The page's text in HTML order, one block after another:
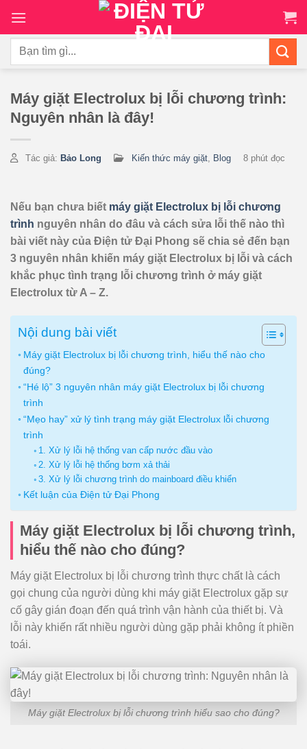
đến
nộiTìm
Máy giặt Electrolux bị lỗi chương trình:
Nguyên nhân là đây!
Tác giả: Bảo Long Kiến thức máy giặt, Blog 8 phút đọc
Nếu bạn chưa biết máy giặt Electrolux bị lỗi chương
trình nguyên nhân do đâu và cách sửa lỗi thế nào thì
bài viết này của Điện tử Đại Phong sẽ chia sẻ đến bạn
3 nguyên nhân khiến máy giặt Electrolux bị lỗi và cách
khắc phục tình trạng lỗi chương trình ở máy giặt
Electrolux từ A – Z.
Nội dung bài viết
Máy giặt Electrolux bị lỗi chương trình, hiểu thế nào cho
đúng?
“Hé lộ” 3 nguyên nhân máy giặt Electrolux bị lỗi chương
trình
“Mẹo hay” xử lý tình trạng máy giặt Electrolux lỗi chương
trình
1. Xử lý lỗi hệ thống van cấp nước đầu vào
2. Xử lý lỗi hệ thống bơm xả thải
3. Xử lý lỗi chương trình do mainboard điều khiển
Kết luận của Điện tử Đại Phong
Máy giặt Electrolux bị lỗi chương trình,
hiểu thế nào cho đúng?
Máy giặt Electrolux bị lỗi chương trình thực chất là cách
gọi chung của người dùng khi máy giặt Electrolux gặp sự
cố gây gián đoạn đến quá trình vận hành của thiết bị. Và
lỗi này khiến rất nhiều người dùng gặp phải không ít phiền
toái.
Máy giặt Electrolux bị lỗi chương trình hiểu sao cho đúng?